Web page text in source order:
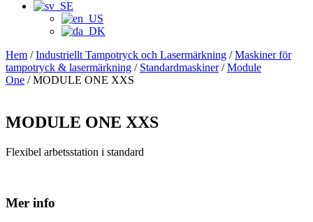
Hem /Industriellt Tampotryck och Lasermärkning /Maskiner för
tampotryck & lasermärkning / Standardmaskiner/Module
One / MODULE ONE XXS
MODULE ONE XXS
Flexibel arbetsstation i standard
Mer info